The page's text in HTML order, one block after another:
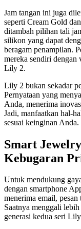
Jam tangan ini juga
seperti Cream Gold
ditambah pilihan tali
silikon yang dapat
beragam penampilan.
mereka sendiri dengan
Lily 2.
Lily 2 bukan sekadar
Pernyataan yang
Anda, menerima
Jadi, manfaatkan hal-
sesuai keinginan Anda.
Smart
Kebugaran
Untuk mendukung
dengan smartphone
menerima email,
Saatnya menggali
generasi kedua seri